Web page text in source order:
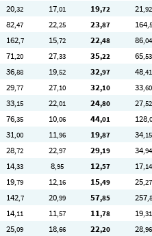
20,32 17,01 19,72 21,92
82,47 22,25 23,87 164,5
162,7 15,72 22,48 86,04
71,20 27,33 35,22 65,53
36,88 19,52 32,97 48,41
29,77 27,10 32,10 33,60
33,15 22,01 24,80 27,52
76,35 10,06 44,01 128,0
31,00 11,96 19,87 34,15
28,72 22,97 29,19 34,94
14,33 8,95 12,57 17,14
19,79 12,16 15,49 25,27
142,7 20,99 57,85 257,8
14,11 11,57 11,78 19,31
25,09 18,66 22,20 28,96